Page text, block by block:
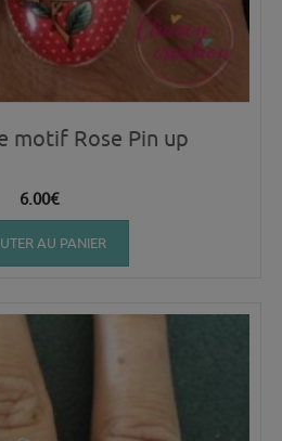
motif Rose Pin up
6.00€
AU PANIER